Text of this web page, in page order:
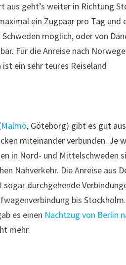
aus geht’s weiter in Richtung
ein Zugpaar pro Tag und
möglich, oder von
Für die Anreise nach
ein sehr teures Reiseland
Malmö, Göteborg) gibt es gut
miteinander verbunden. Je
in Nord- und Mittelschweden
Nahverkehr. Die Anreise aus
durchgehende
bis
es einen Nachtzug von Berlin
mehr.